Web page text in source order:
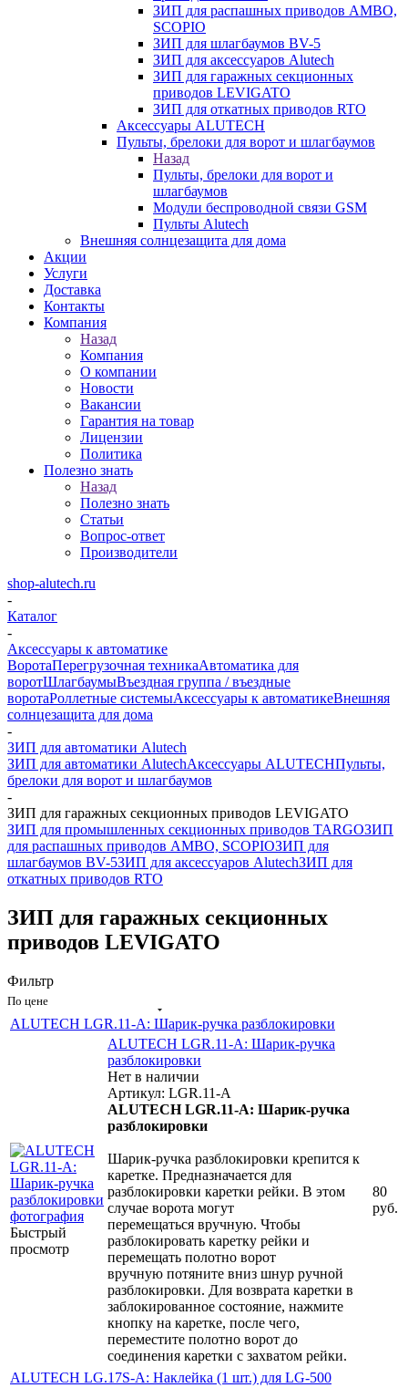
ЗИП для распашных приводов AMBO,
SCOPIO
ЗИП для шлагбаумов BV-5
ЗИП для аксессуаров Alutech
ЗИП для гаражных секционных
приводов LEVIGATO
ЗИП для откатных приводов RTO
Аксессуары ALUTECH
Пульты, брелоки для ворот и шлагбаумов
Назад
Пульты, брелоки для ворот и
шлагбаумов
Модули беспроводной связи GSM
Пульты Alutech
Внешняя солнцезащита для дома
Акции
Услуги
Доставка
Контакты
Компания
Назад
Компания
О компании
Новости
Вакансии
Гарантия на товар
Лицензии
Политика
Полезно знать
Назад
Полезно знать
Статьи
Вопрос-ответ
Производители
shop-alutech.ru
-
Каталог
-
Аксессуары к автоматике
ВоротаПерегрузочная техникаАвтоматика для
воротШлагбаумыВъездная группа / въездные
воротаРоллетные системыАксессуары к автоматикеВнешняя
солнцезащита для дома
-
ЗИП для автоматики Alutech
ЗИП для автоматики AlutechАксессуары ALUTECHПульты,
брелоки для ворот и шлагбаумов
-
ЗИП для гаражных секционных приводов LEVIGATO
ЗИП для промышленных секционных приводов TARGOЗИП
для распашных приводов AMBO, SCOPIOЗИП для
шлагбаумов BV-5ЗИП для аксессуаров AlutechЗИП для
откатных приводов RTO
ЗИП для гаражных секционных
приводов LEVIGATO
Фильтр
По цене
ALUTECH LGR.11-A: Шарик-ручка разблокировки
Быстрый
просмотр
ALUTECH LGR.11-A: Шарик-ручка
разблокировки
Нет в наличии
Артикул: LGR.11-A
ALUTECH LGR.11-A: Шарик-ручка
разблокировки
Шарик-ручка разблокировки крепится к
каретке. Предназначается для
разблокировки каретки рейки. В этом
случае ворота могут
перемещаться вручную. Чтобы
разблокировать каретку рейки и
перемещать полотно ворот
вручную потяните вниз шнур ручной
разблокировки. Для возврата каретки в
заблокированное состояние, нажмите
кнопку на каретке, после чего,
переместите полотно ворот до
соединения каретки с захватом рейки.
80
руб.
ALUTECH LG.17S-A: Наклейкa (1 шт.) для LG-500